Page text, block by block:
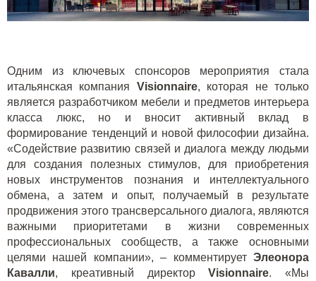
Одним из ключевых спонсоров мероприятия стала
итальянская компания Visionnaire, которая не только
является разработчиком мебели и предметов интерьера
класса люкс, но и вносит активный вклад в
формирование тенденций и новой философии дизайна.
«Содействие развитию связей и диалога между людьми
для создания полезных стимулов, для приобретения
новых инструментов познания и интеллектуального
обмена, а затем и опыт, получаемый в результате
продвижения этого трансверсального диалога, являются
важными приоритетами в жизни современных
профессиональных сообществ, а также основными
целями нашей компании», – комментирует Элеонора
Кавалли, креативный директорVisionnaire. «Мы